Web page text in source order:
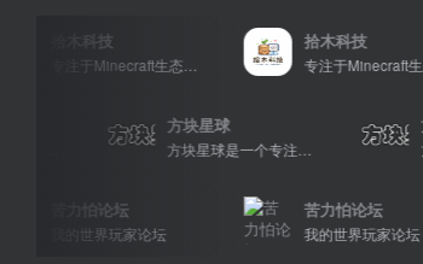
专注于Minecraft生态建设
拾木科技
专注于Minecraft生态建设
方块星球
苦力怕论坛
我的世界玩家论坛
苦力怕论坛
我的世界玩家论坛